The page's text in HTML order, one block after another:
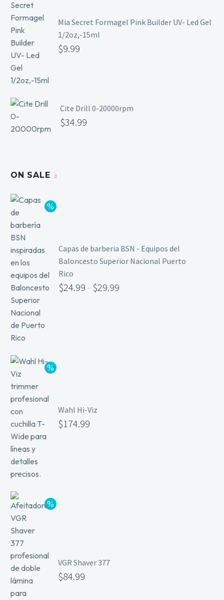
Mia Secret Formagel Pink Builder UV- Led Gel
1/2oz,-15ml
$9.99
Cite Drill 0-20000rpm
$34.99
ON SALE
Capas de barberia BSN - Equipos del
Baloncesto Superior Nacional Puerto
Rico
$24.99 - $29.99
Wahl Hi-Viz
$174.99
VGR Shaver 377
$84.99